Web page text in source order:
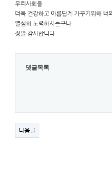
우리사회를
더욱 건강하고 아름답게 가꾸기위해 너
열심히 노력하시는구나
정말 감사합니다
댓글목록
다음글